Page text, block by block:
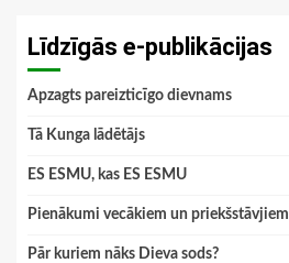
Līdzīgās e-publikācijas
Apzagts pareizticīgo dievnams
Tā Kunga lādētājs
ES ESMU, kas ES ESMU
Pienākumi vecākiem un priekšstāvjiem
Pār kuriem nāks Dieva sods?